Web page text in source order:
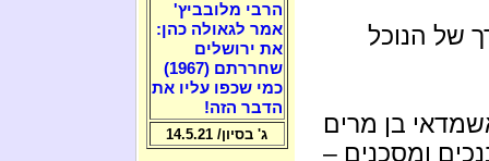
של הנוכל
בן מרים
ומסכנים –
הרבי מלובביץ'
אמר לגאולה כהן:
את ירושלים
שחררתם (1967)
כמי שכפו עליו את
הדבר הזה!
ג' בסיון/ 14.5.21